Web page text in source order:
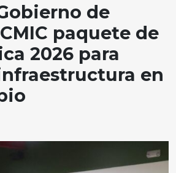
de
paquete de
2026 para
en